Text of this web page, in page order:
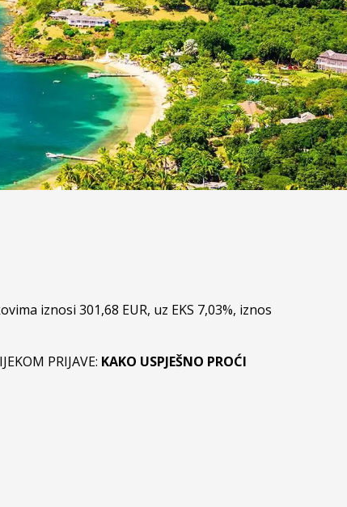
iznosi 301,68 EUR, uz EKS 7,03%, iznos
PRIJAVE: KAKO USPJEŠNO PROĆI